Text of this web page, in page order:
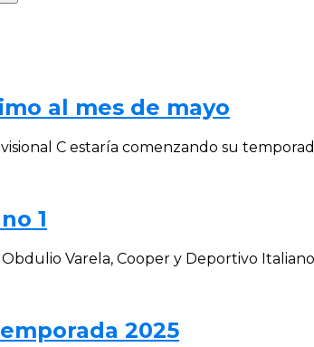
al mes de mayo
C estaría comenzando su
1
Varela, Cooper y Deportivo
2025